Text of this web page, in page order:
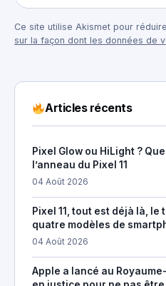
Ce site utilise Akismet pour
sur la façon dont les données de
Articles récents
Pixel Glow ou HiLight ?
l’anneau du Pixel 11
04 Août 2026
Pixel 11, tout est déjà là,
quatre modèles de
04 Août 2026
Apple a lancé au